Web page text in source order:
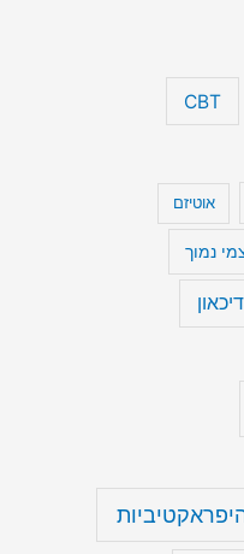
CBT
אוטיזם
נמוך
דיכאון